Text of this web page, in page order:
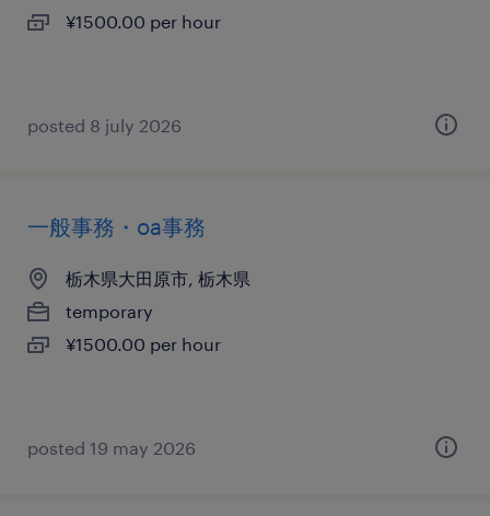
¥1500.00 per hour
posted 8 july 2026
一般事務・oa事務
栃木県大田原市, 栃木県
temporary
¥1500.00 per hour
posted 19 may 2026